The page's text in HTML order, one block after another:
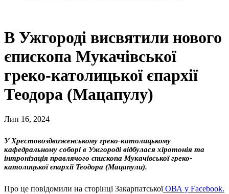
В Ужгороді висвятили нового
єпископа Мукачівської
греко-католицької єпархії
Теодора (Мацапулу)
Лип 16, 2024
У Хрестовоздвиженському греко-католицькому
кафедральному соборі в Ужгороді відбулася хіротонія та
інтронізація правлячого єпископа Мукачівської греко-
католицької єпархії Теодора (Мацапули).
Про це повідомили на сторінці ЗакарпатськоїОВА у Facebook.